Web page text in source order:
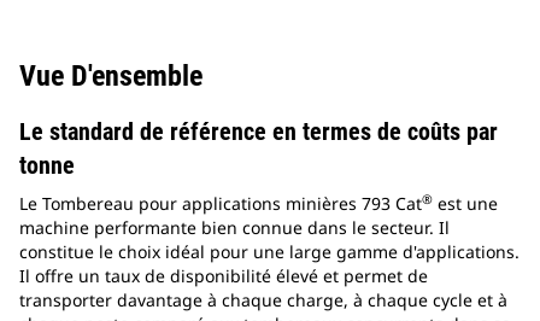
Vue D'ensemble
Le standard de référence en termes de coûts par
tonne
Le Tombereau pour applications minières 793 Cat® est une
machine performante bien connue dans le secteur. Il
constitue le choix idéal pour une large gamme d'applications.
Il offre un taux de disponibilité élevé et permet de
transporter davantage à chaque charge, à chaque cycle et à